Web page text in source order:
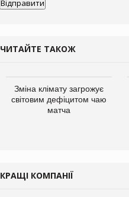
ЧИТАЙТЕ ТАКОЖ
Зміна клімату загрожує
світовим дефіцитом чаю
матча
КРАЩІ КОМПАНІЇ